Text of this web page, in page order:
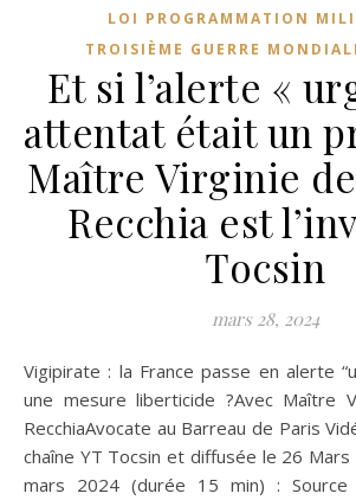
LOI PROGRAMMATION
TROISIÈME GUERRE
Et si l’alerte «
attentat était un
Maître Virginie
Recchia est
Tocsin
mars 28, 2024
Vigipirate : la France passe en alerte “urgence attentat” :
une mesure liberticide ?Avec Maître
RecchiaAvocate au Barreau de Paris
chaîne YT Tocsin et diffusée le 26
mars 2024 (durée 15 min) :